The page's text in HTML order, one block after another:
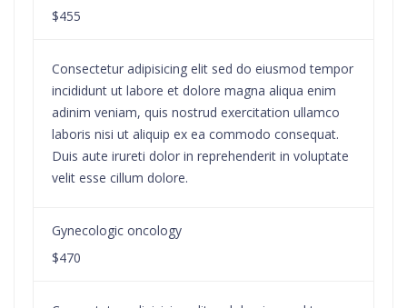
$455
Consectetur adipisicing elit sed do eiusmod tempor
incididunt ut labore et dolore magna aliqua enim
adinim veniam, quis nostrud exercitation ullamco
laboris nisi ut aliquip ex ea commodo consequat.
Duis aute irureti dolor in reprehenderit in voluptate
velit esse cillum dolore.
Gynecologic oncology
$470